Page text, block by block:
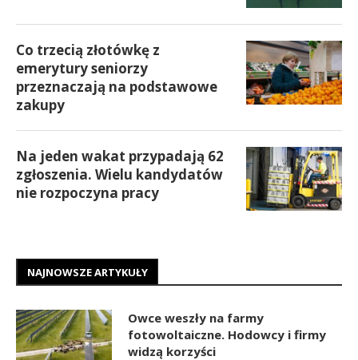
Co trzecią złotówkę z
emerytury seniorzy
przeznaczają na podstawowe
zakupy
Na jeden wakat przypadają 62
zgłoszenia. Wielu kandydatów
nie rozpoczyna pracy
NAJNOWSZE ARTYKUŁY
Owce weszły na farmy
fotowoltaiczne. Hodowcy i firmy
widzą korzyści